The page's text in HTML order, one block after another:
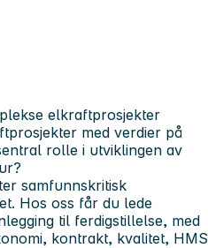
elkraftprosjekter
med verdier på
rolle i utviklingen av
samfunnskritisk
Hos oss får du lede
til ferdigstillelse, med
kontrakt, kvalitet, HMS